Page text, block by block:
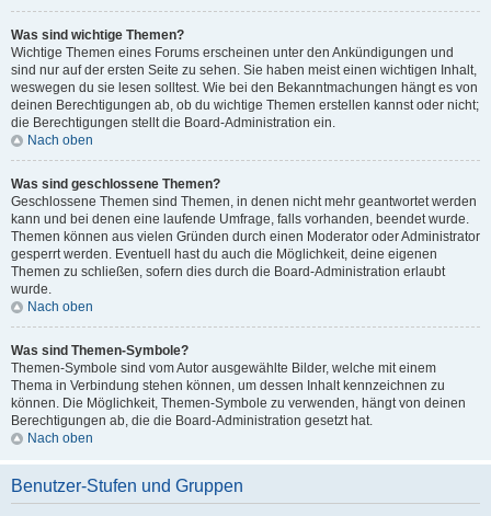
Was sind wichtige Themen?
Wichtige Themen eines Forums erscheinen unter den Ankündigungen und
sind nur auf der ersten Seite zu sehen. Sie haben meist einen wichtigen Inhalt,
weswegen du sie lesen solltest. Wie bei den Bekanntmachungen hängt es von
deinen Berechtigungen ab, ob du wichtige Themen erstellen kannst oder nicht;
die Berechtigungen stellt die Board-Administration ein.
Nach oben
Was sind geschlossene Themen?
Geschlossene Themen sind Themen, in denen nicht mehr geantwortet werden
kann und bei denen eine laufende Umfrage, falls vorhanden, beendet wurde.
Themen können aus vielen Gründen durch einen Moderator oder Administrator
gesperrt werden. Eventuell hast du auch die Möglichkeit, deine eigenen
Themen zu schließen, sofern dies durch die Board-Administration erlaubt
wurde.
Nach oben
Was sind Themen-Symbole?
Themen-Symbole sind vom Autor ausgewählte Bilder, welche mit einem
Thema in Verbindung stehen können, um dessen Inhalt kennzeichnen zu
können. Die Möglichkeit, Themen-Symbole zu verwenden, hängt von deinen
Berechtigungen ab, die die Board-Administration gesetzt hat.
Nach oben
Benutzer-Stufen und Gruppen